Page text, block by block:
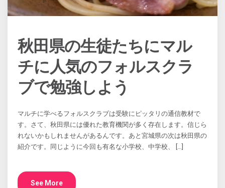
秋田県の生徒たちにマル
チに人気のフォルスクラ
ブで勉強しよう
マルチに学べるフォルスクラブは受験にピッタリの通信教材で
す。さて、秋田県には優れた教育機関が多く存在します。信じら
れないかもしれませんがあるんです。あと宮城県の次は秋田県の
紹介です。同じように今回も有名な小学校、中学校、 […]
See More